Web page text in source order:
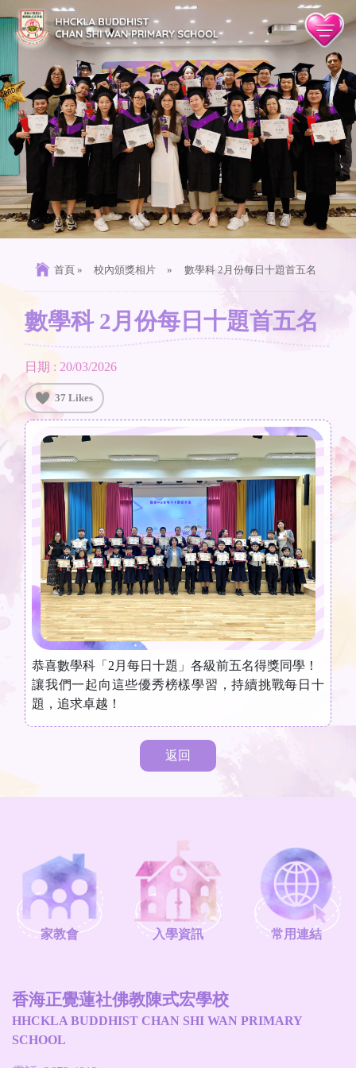
首頁 » 校內頒獎相片 » 數學科 2月份每日十題首五名
數學科 2月份每日十題首五名
日期 : 20/03/2026
37 Likes
恭喜數學科「2月每日十題」各級前五名得獎同學！
讓我們一起向這些優秀榜樣學習，持續挑戰每日十
題，追求卓越！
返回
家教會 入學資訊 常用連結
香海正覺蓮社佛教陳式宏學校
HHCKLA BUDDHIST CHAN SHI WAN PRIMARY
SCHOOL